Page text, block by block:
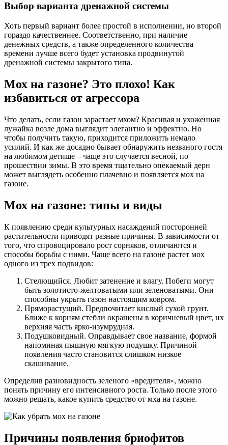
Выбор варианта дренажной системы
Хоть первый вариант более простой в исполнении, но второй
гораздо качественнее. Соответственно, при наличие
денежных средств, а также определенного количества
времени лучше всего будет установка продвинутой
дренажной системы закрытого типа.
Мох на газоне? Это плохо! Как
избавиться от агрессора
Что делать, если газон зарастает мхом? Красивая и ухоженная
лужайка возле дома выглядит элегантно и эффектно. Но
чтобы получить такую, приходится приложить немало
усилий. И как же досадно бывает обнаружить незваного гостя
на любимом детище – чаще это случается весной, по
прошествии зимы. В это время тщательно опекаемый дерн
может выглядеть особенно плачевно и появляется мох на
газоне.
Мох на газоне: типы и виды
К появлению среди культурных насаждений посторонней
растительности приводят разные причины. В зависимости от
того, что спровоцировало рост сорняков, отличаются и
способы борьбы с ними. Чаще всего на газоне растет мох
одного из трех подвидов:
Стелющийся. Любит затенение и влагу. Побеги могут
быть золотисто-желтоватыми или зеленоватыми. Они
способны укрыть газон настоящим ковром.
Пряморастущий. Предпочитает кислый сухой грунт.
Ближе к корням стебли окрашены в коричневый цвет, их
верхняя часть ярко-изумрудная.
Подушковидный. Оправдывает свое название, формой
напоминая пышную мягкую подушку. Причиной
появления часто становится слишком низкое
скашивание.
Определив разновидность зеленого «вредителя», можно
понять причину его интенсивного роста. Только после этого
можно решать, какое купить средство от мха на газоне.
Причины появления бриофитов